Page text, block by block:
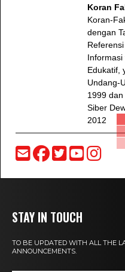
Koran
Koran-
dengan
Informasi
Edukatif,
Undang-
1999
Siber
2012
STAY IN TOUCH
TO BE UPDATED WITH ALL THE
ANNOUNCEMENTS.